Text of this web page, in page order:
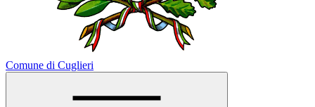
Comune di Cuglieri